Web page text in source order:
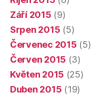
Září 2015 (9)
Srpen 2015 (5)
Červenec 2015 (5)
Červen 2015 (3)
Květen 2015 (25)
Duben 2015 (19)